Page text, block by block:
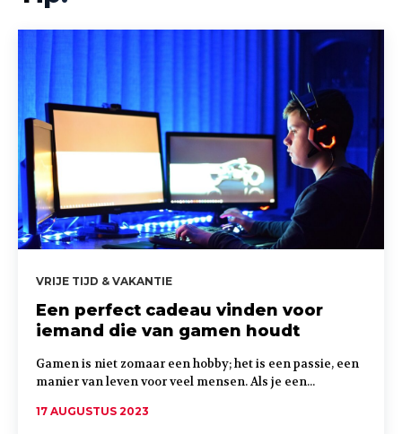
VRIJE TIJD & VAKANTIE
Een perfect cadeau vinden voor
iemand die van gamen houdt
Gamen is niet zomaar een hobby; het is een passie, een
manier van leven voor veel mensen. Als je een...
17 AUGUSTUS 2023